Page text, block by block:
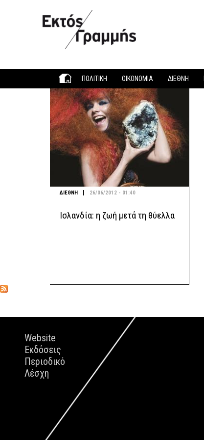
ΠΟΛΙΤΙΚΗ ΟΙΚΟΝΟΜΙΑ ΔΙΕΘΝΗ
ΔΙΕΘΝΗ | 26/06/2012 - 01:40
Ισλανδία: η ζωή μετά τη θύελλα
Website
Εκδόσεις
Περιοδικό
Λέσχη